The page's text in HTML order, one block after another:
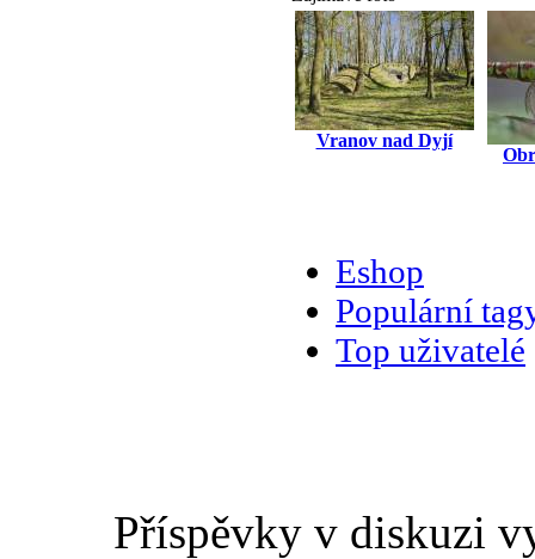
Vranov nad Dyjí
Eshop
Populární
Top uživatelé
Příspěvky v diskuzi